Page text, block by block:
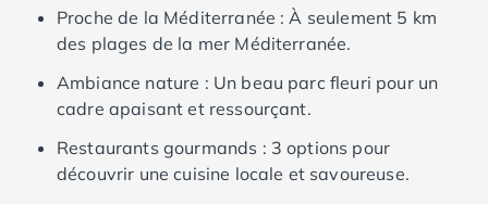
Camping Penestin
Camping Quiberon
Camping Vannes
Camping Champagne-Ardenne
Camping Ardennes
Camping Corse
Proche de la Méditerranée : À seulement 5 km
des plages de la mer Méditerranée.
Ambiance nature : Un beau parc fleuri pour un
cadre apaisant et ressourçant.
Restaurants gourmands : 3 options pour
découvrir une cuisine locale et savoureuse.